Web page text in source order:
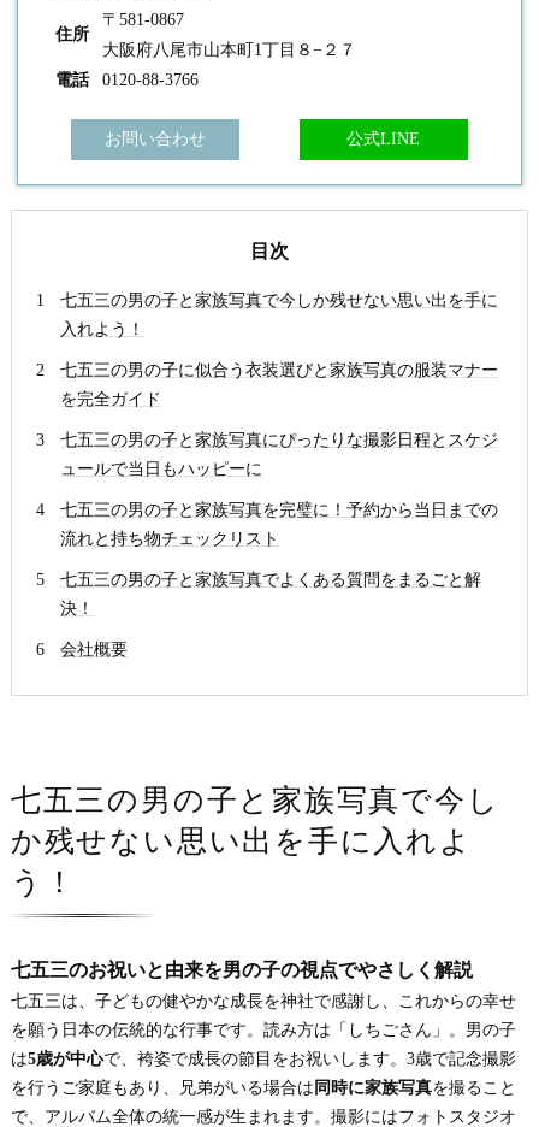
住所
〒581-0867
大阪府八尾市山本町1丁目８−２７
電話
0120-88-3766
お問い合わせ 公式LINE
目次
七五三の男の子と家族写真で今しか残せない思い出を手に
入れよう！
七五三の男の子に似合う衣装選びと家族写真の服装マナー
を完全ガイド
七五三の男の子と家族写真にぴったりな撮影日程とスケジ
ュールで当日もハッピーに
七五三の男の子と家族写真を完璧に！予約から当日までの
流れと持ち物チェックリスト
七五三の男の子と家族写真でよくある質問をまるごと解
決！
会社概要
七五三の男の子と家族写真で今し
か残せない思い出を手に入れよ
う！
七五三のお祝いと由来を男の子の視点でやさしく解説
七五三は、子どもの健やかな成長を神社で感謝し、これからの幸せ
を願う日本の伝統的な行事です。読み方は「しちごさん」。男の子
は5歳が中心で、袴姿で成長の節目をお祝いします。3歳で記念撮影
を行うご家庭もあり、兄弟がいる場合は 同時に家族写真を撮ること
で、アルバム全体の統一感が生まれます。撮影にはフォトスタジオ